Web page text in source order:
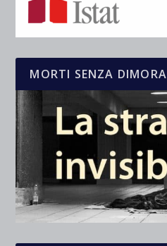
MORTI SENZA DIMORA